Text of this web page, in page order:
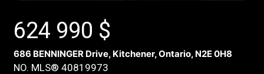
624 990 $
686 BENNINGER Drive, Kitchener, Ontario, N2E 0H8
NO. MLS® 40819973